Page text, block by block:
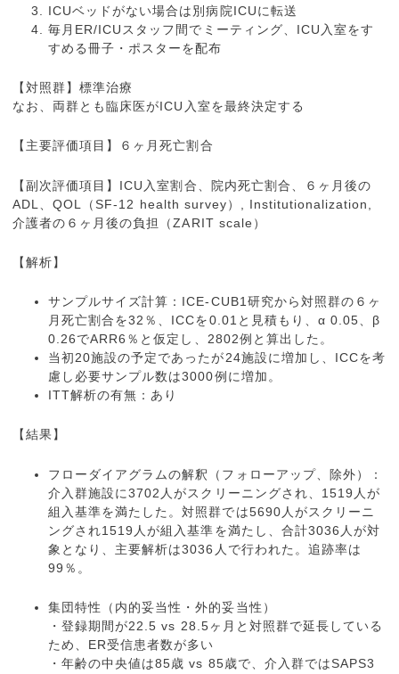
ICUベッドがない場合は別病院ICUに転送
毎月ER/ICUスタッフ間でミーティング、ICU入室をす
すめる冊子・ポスターを配布
【対照群】標準治療
なお、両群とも臨床医がICU入室を最終決定する
【主要評価項目】６ヶ月死亡割合
【副次評価項目】ICU入室割合、院内死亡割合、６ヶ月後の
ADL、QOL（SF-12 health survey）, Institutionalization,
介護者の６ヶ月後の負担（ZARIT scale）
【解析】
サンプルサイズ計算：ICE-CUB1研究から対照群の６ヶ
月死亡割合を32％、ICCを0.01と見積もり、α 0.05、β
0.26でARR6％と仮定し、2802例と算出した。
当初20施設の予定であったが24施設に増加し、ICCを考
慮し必要サンプル数は3000例に増加。
ITT解析の有無：あり
【結果】
フローダイアグラムの解釈（フォローアップ、除外）：
介入群施設に3702人がスクリーニングされ、1519人が
組入基準を満たした。対照群では5690人がスクリーニ
ングされ1519人が組入基準を満たし、合計3036人が対
象となり、主要解析は3036人で行われた。追跡率は
99％。
集団特性（内的妥当性・外的妥当性）
・登録期間が22.5 vs 28.5ヶ月と対照群で延長している
ため、ER受信患者数が多い
・年齢の中央値は85歳 vs 85歳で、介入群ではSAPS3